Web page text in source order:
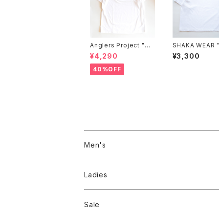
Anglers Project "NO
BITE" GLOW HEAT R
EACTIVE S/S T-SHI
RTS
¥4,290
40%OFF
SHAKA WEAR
ent Dye Drop
der 7.5 OZ"
¥3,300
Men's
Jackson Matisse
ILL180°
Ladies
Unfil
Sale